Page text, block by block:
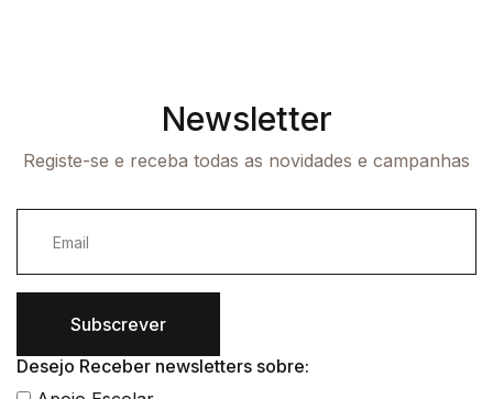
Newsletter
Registe-se e receba todas as novidades e campanhas
Subscrever
Desejo Receber newsletters sobre: